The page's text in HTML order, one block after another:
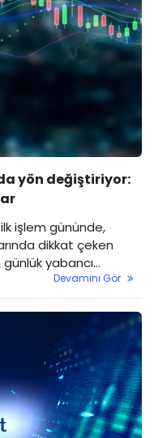
yön değiştiriyor:
işlem gününde,
dikkat çeken
günlük yabancı
yoğun yabancı
ise kalıcı çıkışlar
Devamını Gör